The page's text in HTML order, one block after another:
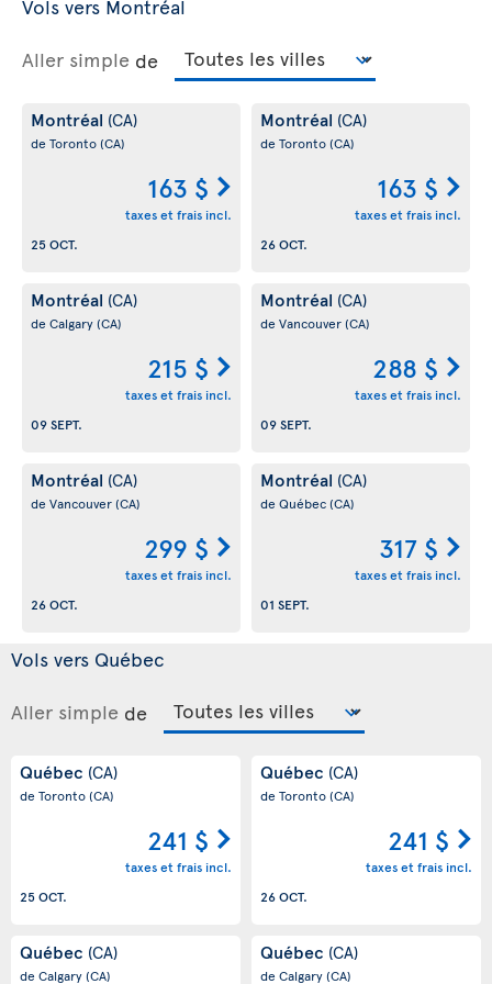
Vols vers Montréal
Aller simple de
Montréal (CA)
de Toronto(CA)
163 $
taxes et frais incl.
25 OCT.
Montréal (CA)
de Toronto(CA)
163 $
taxes et frais incl.
26 OCT.
Montréal (CA)
de Calgary(CA)
215 $
taxes et frais incl.
09 SEPT.
Montréal (CA)
de Vancouver(CA)
288 $
taxes et frais incl.
09 SEPT.
Montréal (CA)
de Vancouver(CA)
299 $
taxes et frais incl.
26 OCT.
Montréal (CA)
de Québec(CA)
317 $
taxes et frais incl.
01 SEPT.
Vols vers Québec
Aller simple de
Québec (CA)
de Toronto(CA)
241 $
taxes et frais incl.
25 OCT.
Québec (CA)
de Toronto(CA)
241 $
taxes et frais incl.
26 OCT.
Québec (CA)
de Calgary(CA)
Québec (CA)
de Calgary(CA)